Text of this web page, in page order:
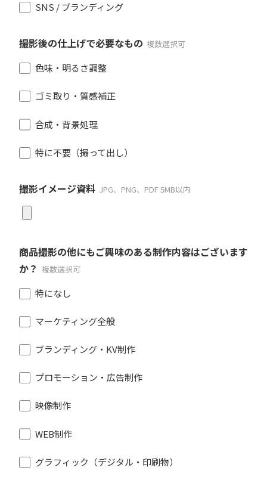
SNS / ブランディング
撮影後の仕上げで必要なもの 複数選択可
色味・明るさ調整
ゴミ取り・質感補正
合成・背景処理
特に不要（撮って出し）
撮影イメージ資料 JPG、PNG、PDF 5MB以内
商品撮影の他にもご興味のある制作内容はございます
か？ 複数選択可
特になし
マーケティング全般
ブランディング・KV制作
プロモーション・広告制作
映像制作
WEB制作
グラフィック（デジタル・印刷物）